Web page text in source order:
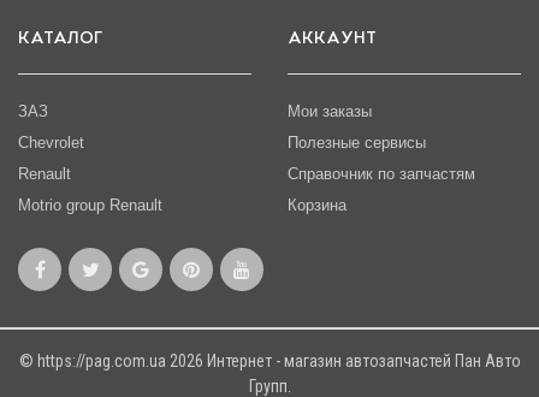
КАТАЛОГ
ЗАЗ
Chevrolet
Renault
Motrio group Renault
АККАУНТ
Мои заказы
Полезные сервисы
Справочник по запчастям
Корзина
© https://pag.com.ua 2026 Интернет - магазин автозапчастей Пан Авто
Групп.